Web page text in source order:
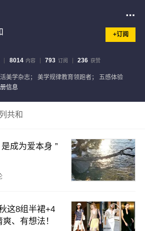
+订阅
8014 内容 793 订阅 236 获赞
美学杂志； 美学规律教育领跑者； 五感体验
信息
共和
成为爱本身 ”
这8组半裙+4
、有想法！